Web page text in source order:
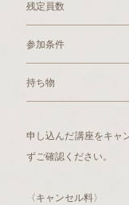
残定員数
参加条件
持ち物
申し込んだ講座をキャ
ずご確認ください。
〈キャンセル料〉